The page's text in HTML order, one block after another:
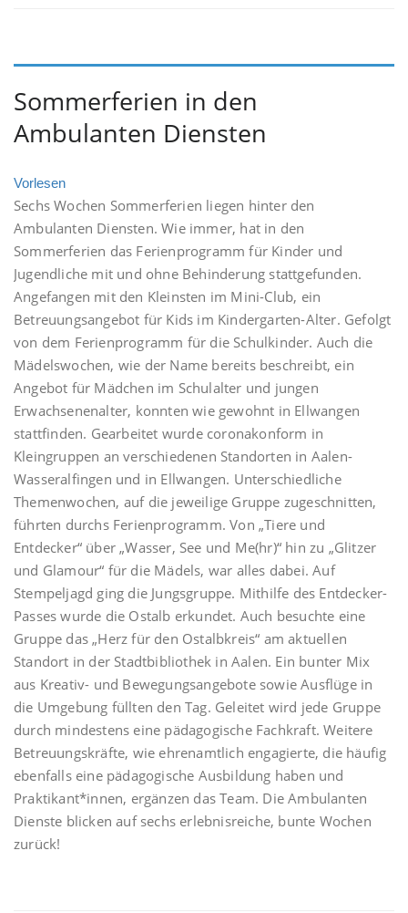
Sommerferien in den
Ambulanten Diensten
Vorlesen
Sechs Wochen Sommerferien liegen hinter den
Ambulanten Diensten. Wie immer, hat in den
Sommerferien das Ferienprogramm für Kinder und
Jugendliche mit und ohne Behinderung stattgefunden.
Angefangen mit den Kleinsten im Mini-Club, ein
Betreuungsangebot für Kids im Kindergarten-Alter. Gefolgt
von dem Ferienprogramm für die Schulkinder. Auch die
Mädelswochen, wie der Name bereits beschreibt, ein
Angebot für Mädchen im Schulalter und jungen
Erwachsenenalter, konnten wie gewohnt in Ellwangen
stattfinden. Gearbeitet wurde coronakonform in
Kleingruppen an verschiedenen Standorten in Aalen-
Wasseralfingen und in Ellwangen. Unterschiedliche
Themenwochen, auf die jeweilige Gruppe zugeschnitten,
führten durchs Ferienprogramm. Von „Tiere und
Entdecker“ über „Wasser, See und Me(hr)“ hin zu „Glitzer
und Glamour“ für die Mädels, war alles dabei. Auf
Stempeljagd ging die Jungsgruppe. Mithilfe des Entdecker-
Passes wurde die Ostalb erkundet. Auch besuchte eine
Gruppe das „Herz für den Ostalbkreis“ am aktuellen
Standort in der Stadtbibliothek in Aalen. Ein bunter Mix
aus Kreativ- und Bewegungsangebote sowie Ausflüge in
die Umgebung füllten den Tag. Geleitet wird jede Gruppe
durch mindestens eine pädagogische Fachkraft. Weitere
Betreuungskräfte, wie ehrenamtlich engagierte, die häufig
ebenfalls eine pädagogische Ausbildung haben und
Praktikant*innen, ergänzen das Team. Die Ambulanten
Dienste blicken auf sechs erlebnisreiche, bunte Wochen
zurück!